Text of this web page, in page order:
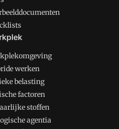
werken
belasting
factoren
stoffen
agentia